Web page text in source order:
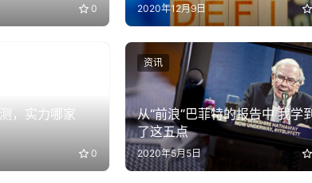
0 2020年12月9日
，实力哪家
0
从“前浪”巴菲特的报告中 我学到
了这五点
2020年5月5日
资讯